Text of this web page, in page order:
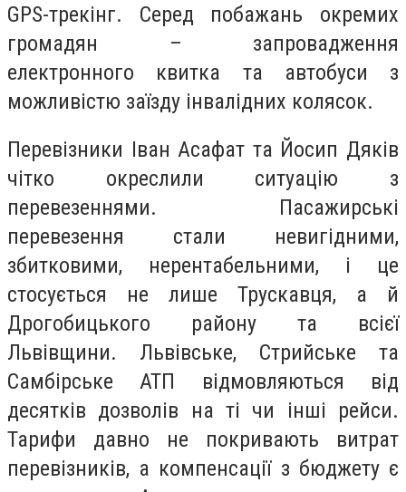
GPS-трекінг. Серед побажань окремих
громадян – запровадження
електронного квитка та автобуси з
можливістю заїзду інвалідних колясок.
Перевізники Іван Асафат та Йосип Дяків
чітко окреслили ситуацію з
перевезеннями. Пасажирські
перевезення стали невигідними,
збитковими, нерентабельними, і це
стосується не лише Трускавця, а й
Дрогобицького району та всієї
Львівщини. Львівське, Стрийське та
Самбірське АТП відмовляються від
десятків дозволів на ті чи інші рейси.
Тарифи давно не покривають витрат
перевізників, а компенсації з бюджету є